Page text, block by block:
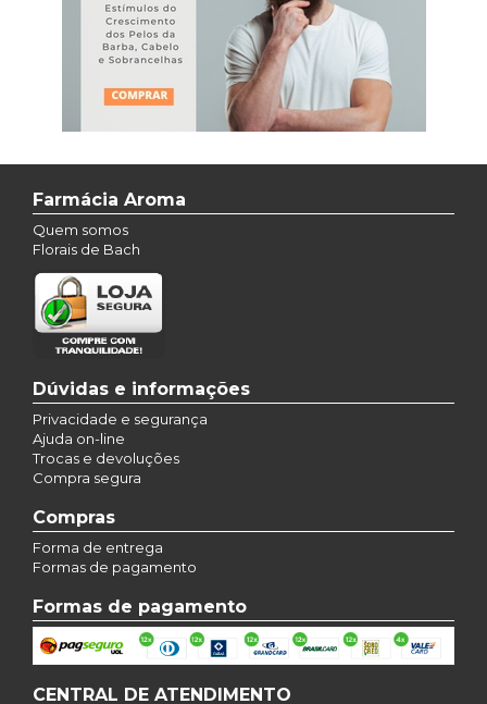
Farmácia Aroma
Quem somos
Florais de Bach
Dúvidas e informações
Privacidade e segurança
Ajuda on-line
Trocas e devoluções
Compra segura
Compras
Forma de entrega
Formas de pagamento
Formas de pagamento
CENTRAL DE ATENDIMENTO